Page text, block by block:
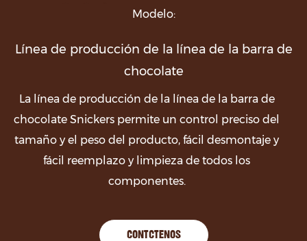
Modelo:
Línea de producción de la línea de la barra de
chocolate
La línea de producción de la línea de la barra de
chocolate Snickers permite un control preciso del
tamaño y el peso del producto, fácil desmontaje y
fácil reemplazo y limpieza de todos los
componentes.
CONTÁCTENOS